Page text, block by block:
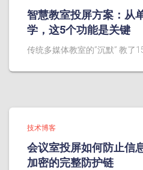
智慧教室投屏方案：从
学，这5个功能是关键
传统多媒体教室的”沉默” 教了
技术博客
会议室投屏如何防止信
加密的完整防护链